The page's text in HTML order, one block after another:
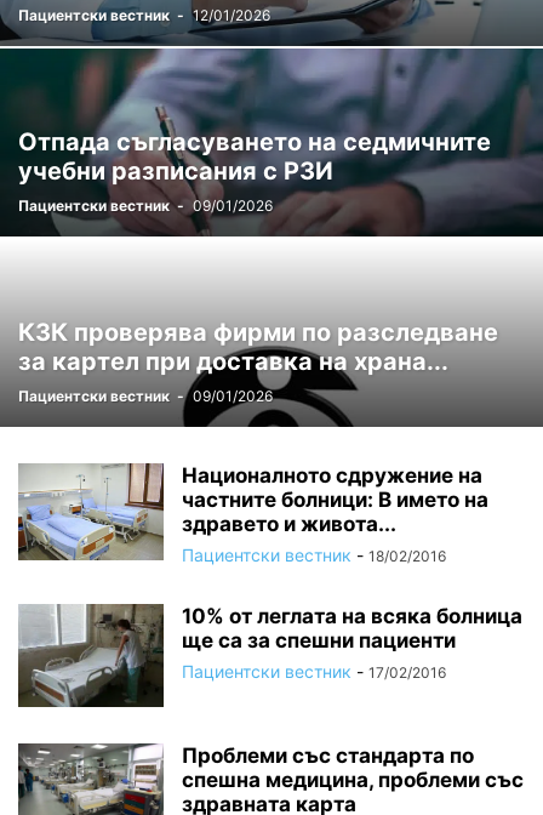
Пациентски вестник - 12/01/2026
Отпада съгласуването на седмичните
учебни разписания с РЗИ
Пациентски вестник - 09/01/2026
КЗК проверява фирми по разследване
за картел при доставка на храна...
Пациентски вестник - 09/01/2026
Националното сдружение на
частните болници: В името на
здравето и живота...
Пациентски вестник - 18/02/2016
10% от леглата на всяка болница
ще са за спешни пациенти
Пациентски вестник - 17/02/2016
Проблеми със стандарта по
спешна медицина, проблеми със
здравната карта